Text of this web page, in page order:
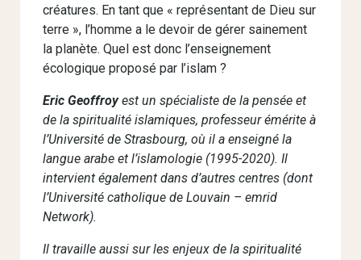
créatures. En tant que « représentant de Dieu sur
terre », l’homme a le devoir de gérer sainement
la planète. Quel est donc l’enseignement
écologique proposé par l’islam ?
Eric Geoffroyest un spécialiste de la pensée et
de la spiritualité islamiques, professeur émérite à
l’Université de Strasbourg, où il a enseigné la
langue arabe et l’islamologie (1995-2020). Il
intervient également dans d’autres centres (dont
l’Université catholique de Louvain – emrid
Network).
Il travaille aussi sur les enjeux de la spiritualité